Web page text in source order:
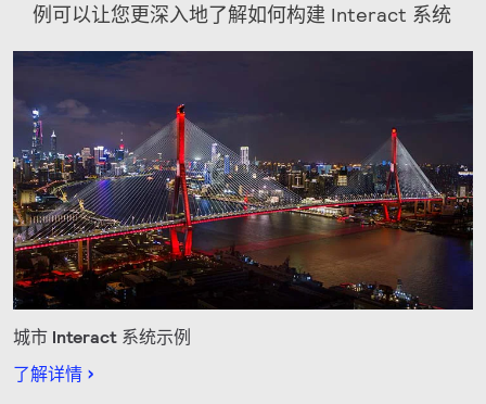
例可以让您更深入地了解如何构建 Interact 系统
城市 Interact 系统示例
了解详情